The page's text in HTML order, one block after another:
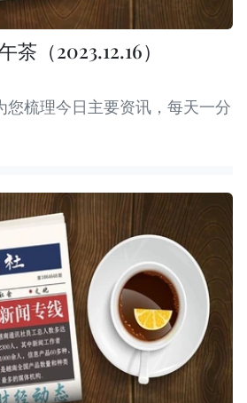
（2023.12.16）
您梳理今日主要资讯，每天一分